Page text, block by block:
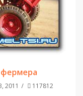
2011 117812